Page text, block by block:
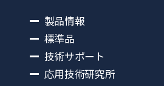
製品情報
標準品
技術サポート
応用技術研究所